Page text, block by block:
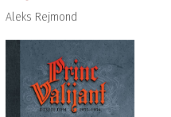
Aleks Rejmond